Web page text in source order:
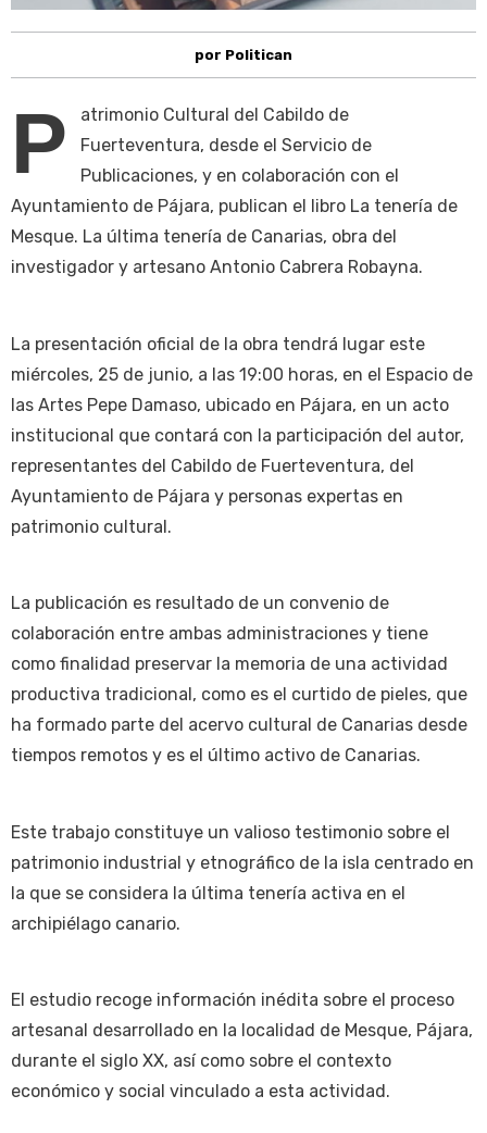
por Politican
P
atrimonio Cultural del Cabildo de
Fuerteventura, desde el Servicio de
Publicaciones, y en colaboración con el
Ayuntamiento de Pájara, publican el libro La tenería de
Mesque. La última tenería de Canarias, obra del
investigador y artesano Antonio Cabrera Robayna.
La presentación oficial de la obra tendrá lugar este
miércoles, 25 de junio, a las 19:00 horas, en el Espacio de
las Artes Pepe Damaso, ubicado en Pájara, en un acto
institucional que contará con la participación del autor,
representantes del Cabildo de Fuerteventura, del
Ayuntamiento de Pájara y personas expertas en
patrimonio cultural.
La publicación es resultado de un convenio de
colaboración entre ambas administraciones y tiene
como finalidad preservar la memoria de una actividad
productiva tradicional, como es el curtido de pieles, que
ha formado parte del acervo cultural de Canarias desde
tiempos remotos y es el último activo de Canarias.
Este trabajo constituye un valioso testimonio sobre el
patrimonio industrial y etnográfico de la isla centrado en
la que se considera la última tenería activa en el
archipiélago canario.
El estudio recoge información inédita sobre el proceso
artesanal desarrollado en la localidad de Mesque, Pájara,
durante el siglo XX, así como sobre el contexto
económico y social vinculado a esta actividad.